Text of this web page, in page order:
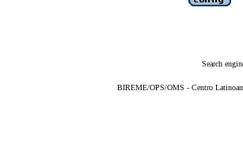
Search
BIREME/OPS/OMS - Centro